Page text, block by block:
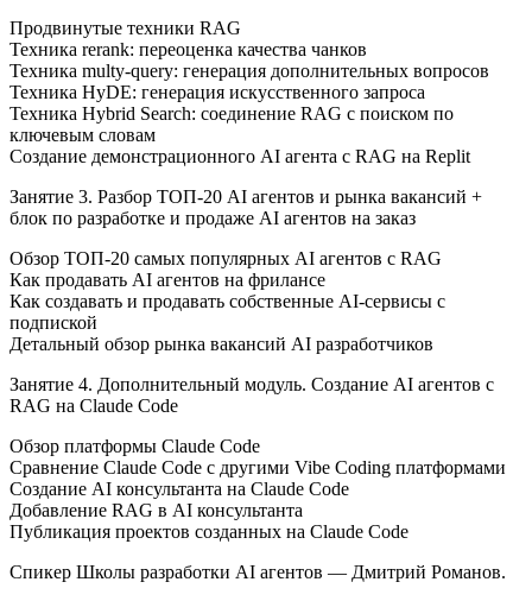
Продвинутые техники RAG
Техника rerank: переоценка качества чанков
Техника multy-query: генерация дополнительных вопросов
Техника HyDE: генерация искусственного запроса
Техника Hybrid Search: соединение RAG с поиском по
ключевым словам
Создание демонстрационного AI агента с RAG на Replit
Занятие 3. Разбор ТОП-20 AI агентов и рынка вакансий +
блок по разработке и продаже AI агентов на заказ
Обзор ТОП-20 самых популярных AI агентов с RAG
Как продавать AI агентов на фрилансе
Как создавать и продавать собственные AI-сервисы с
подпиской
Детальный обзор рынка вакансий AI разработчиков
Занятие 4. Дополнительный модуль. Создание AI агентов с
RAG на Claude Code
Обзор платформы Claude Code
Сравнение Claude Code с другими Vibe Coding платформами
Создание AI консультанта на Claude Code
Добавление RAG в AI консультанта
Публикация проектов созданных на Claude Code
Спикер Школы разработки AI агентов — Дмитрий Романов.